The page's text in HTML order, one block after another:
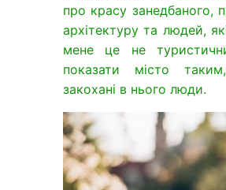
про красу занедбаного,
архітектуру та людей,
мене це не
показати місто
закохані в нього люди.